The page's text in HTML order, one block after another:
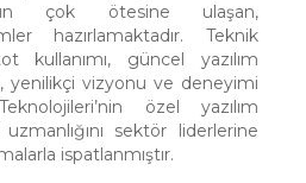
çok ötesine ulaşan,
hazırlamaktadır. Teknik
kullanımı, güncel yazılım
yenilikçi vizyonu ve deneyimi
özel yazılım
sektör liderlerine
ispatlanmıştır.